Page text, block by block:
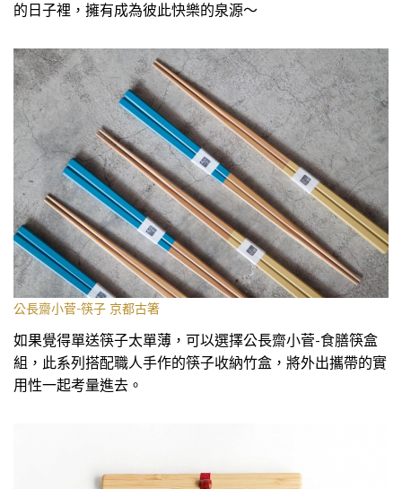
的日子裡，擁有成為彼此快樂的泉源～
公長齋小菅-筷子 京都古箸
如果覺得單送筷子太單薄，可以選擇公長齋小菅-食膳筷盒
組，此系列搭配職人手作的筷子收納竹盒，將外出攜帶的實
用性一起考量進去。